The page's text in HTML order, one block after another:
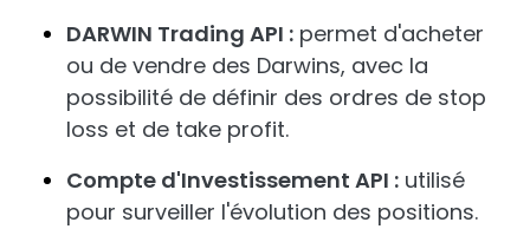
DARWIN Trading API : permet d'acheter
ou de vendre des Darwins, avec la
possibilité de définir des ordres de stop
loss et de take profit.
Compte d'Investissement API : utilisé
pour surveiller l'évolution des positions.